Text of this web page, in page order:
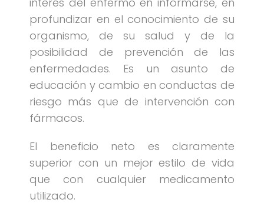
profundizar en el conocimiento de su
organismo, de su salud y de la
posibilidad de prevención de las
enfermedades. Es un asunto de
educación y cambio en conductas de
riesgo más que de intervención con
fármacos.
El beneficio neto es claramente
superior con un mejor estilo de vida
que con cualquier medicamento
utilizado.